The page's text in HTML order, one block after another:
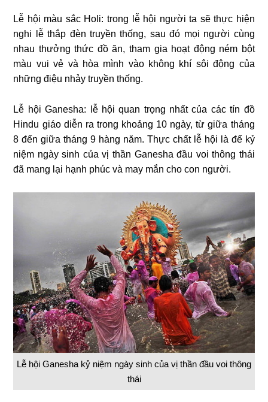
Lễ hội màu sắc Holi: trong lễ hội người ta sẽ thực hiện
nghi lễ thắp đèn truyền thống, sau đó mọi người cùng
nhau thưởng thức đồ ăn, tham gia hoạt động ném bột
màu vui vẻ và hòa mình vào không khí sôi động của
những điệu nhảy truyền thống.
Lễ hội Ganesha: lễ hội quan trọng nhất của các tín đồ
Hindu giáo diễn ra trong khoảng 10 ngày, từ giữa tháng
8 đến giữa tháng 9 hàng năm. Thực chất lễ hội là để kỷ
niệm ngày sinh của vị thần Ganesha đầu voi thông thái
đã mang lại hạnh phúc và may mắn cho con người.
Lễ hội Ganesha kỷ niệm ngày sinh của vị thần đầu voi thông
thái